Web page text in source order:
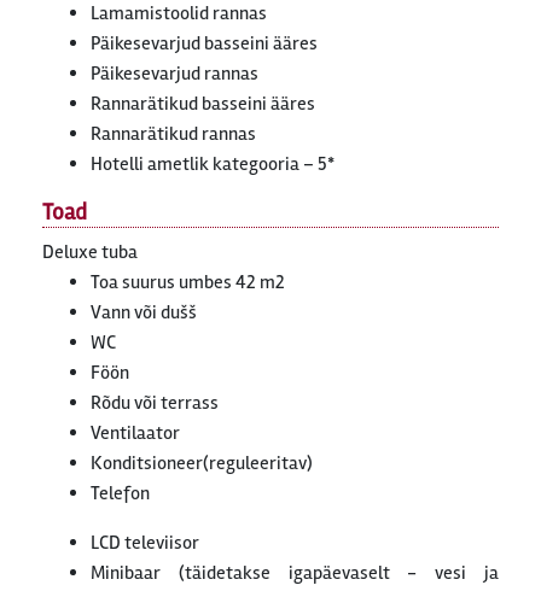
Lamamistoolid rannas
Päikesevarjud basseini ääres
Päikesevarjud rannas
Rannarätikud basseini ääres
Rannarätikud rannas
Hotelli ametlik kategooria – 5*
Toad
Deluxe tuba
Toa suurus umbes 42 m2
Vann või dušš
WC
Föön
Rõdu või terrass
Ventilaator
Konditsioneer(reguleeritav)
Telefon
LCD televiisor
Minibaar (täidetakse igapäevaselt - vesi ja